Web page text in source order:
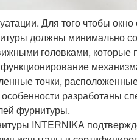
Для того чтобы
должны минимально
головками, которые
точки,
разработаны
фурнитуры.
INTERNIKA